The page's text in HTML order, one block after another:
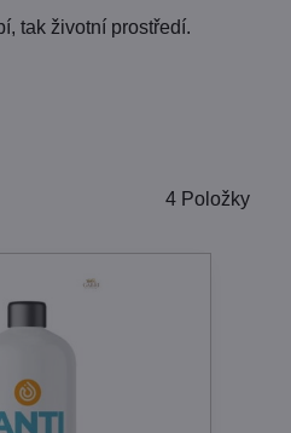
tak životní prostředí.
4 Položky